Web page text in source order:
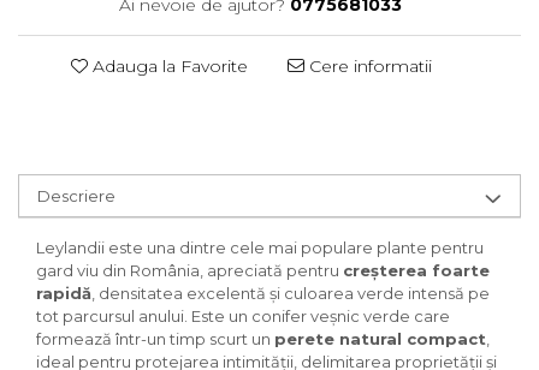
Ai nevoie de ajutor? 0775681033
Adauga la Favorite Cere informatii
Descriere
Leylandii este una dintre cele mai populare plante pentru
gard viu din România, apreciată pentru creșterea foarte
rapidă, densitatea excelentă și culoarea verde intensă pe
tot parcursul anului. Este un conifer veșnic verde care
formează într-un timp scurt un perete natural compact,
ideal pentru protejarea intimității, delimitarea proprietății și